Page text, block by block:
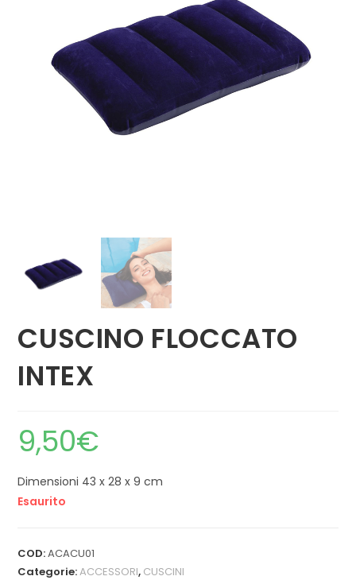
CUSCINO FLOCCATO
INTEX
9,50€
Dimensioni 43 x 28 x 9 cm
Esaurito
COD:ACACU01
Categorie:ACCESSORI, CUSCINI